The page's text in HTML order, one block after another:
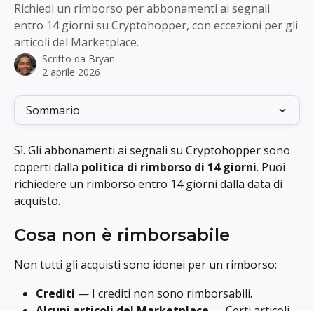
Richiedi un rimborso per abbonamenti ai segnali
entro 14 giorni su Cryptohopper, con eccezioni per gli
articoli del Marketplace.
Scritto da Bryan
2 aprile 2026
Sommario
Sì. Gli abbonamenti ai segnali su Cryptohopper sono
coperti dalla politica di rimborso di 14 giorni. Puoi
richiedere un rimborso entro 14 giorni dalla data di
acquisto.
Cosa non è rimborsabile
Non tutti gli acquisti sono idonei per un rimborso:
Crediti — I crediti non sono rimborsabili.